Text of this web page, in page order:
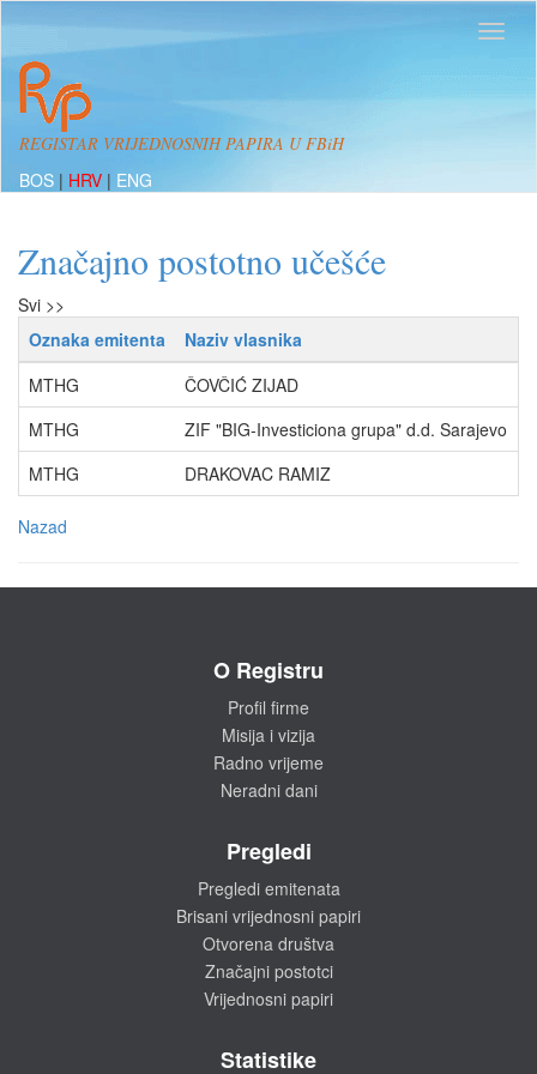
REGISTAR VRIJEDNOSNIH PAPIRA U FBiH
BOS | HRV | ENG
Značajno postotno učešće
Svi >>
Oznaka emitenta
Naziv vlasnika
MTHG
ČOVČIĆ ZIJAD
MTHG
ZIF "BIG-Investiciona grupa" d.d. Sarajevo
MTHG
DRAKOVAC RAMIZ
Nazad
O Registru
Profil firme
Misija i vizija
Radno vrijeme
Neradni dani
Pregledi
Pregledi emitenata
Brisani vrijednosni papiri
Otvorena društva
Značajni postotci
Vrijednosni papiri
Statistike